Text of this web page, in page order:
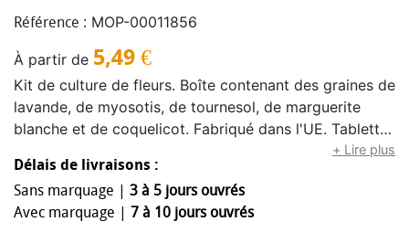
Référence : MOP-00011856
À partir de 5,49 €
Kit de culture de fleurs. Boîte contenant des graines de
lavande, de myosotis, de tournesol, de marguerite
blanche et de coquelicot. Fabriqué dans l'UE. Tablette
+ Lire plus
Délais de livraisons :
Sans marquage | 3 à 5 jours ouvrés
Avec marquage | 7 à 10 jours ouvrés